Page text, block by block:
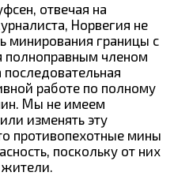
отвечая на
Норвегия не
минирования границы с
полноправным членом
работе по полному
Мы не имеем
изменять эту
противопехотные мины
поскольку от них